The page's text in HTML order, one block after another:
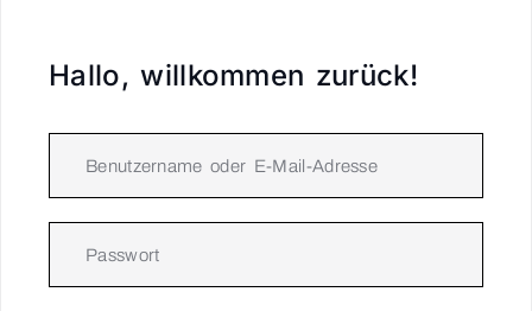
Hallo, willkommen zurück!